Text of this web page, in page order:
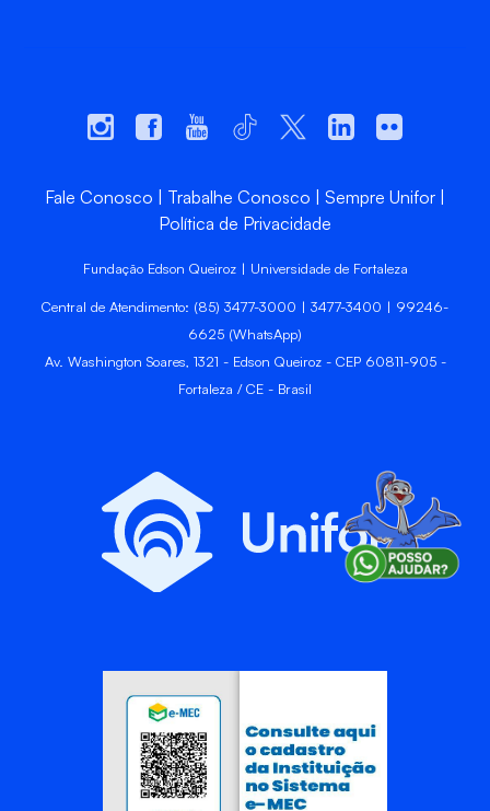
Fale Conosco Trabalhe Conosco
Sempre Unifor
Política de Privacidade
Fundação Edson Queiroz | Universidade de Fortaleza
Central de Atendimento: (85) 3477-3000 | 3477-3400 | 99246-
6625 (WhatsApp)
Av. Washington Soares, 1321 - Edson Queiroz - CEP 60811-905 -
Fortaleza / CE - Brasil